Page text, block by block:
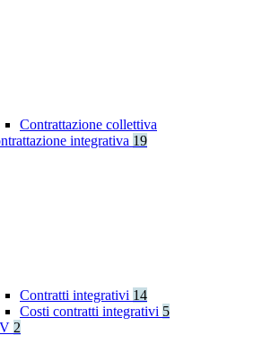
Contrattazione collettiva
integrativa 19
Contratti integrativi 14
Costi contratti integrativi 5
2